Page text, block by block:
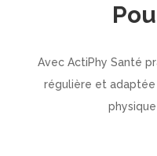
Avec ActiPhy Santé
régulière et